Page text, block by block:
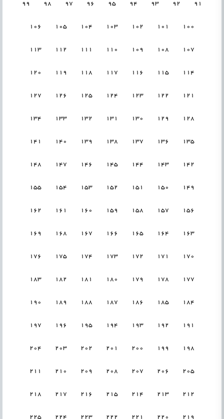
91
92
93
94
95
96
97
98
99
100
101
102
103
104
105
106
107
108
109
110
111
112
113
114
115
116
117
118
119
120
121
122
123
124
125
126
127
128
129
130
131
132
133
134
135
136
137
138
139
140
141
142
143
144
145
146
147
148
149
150
151
152
153
154
155
156
157
158
159
160
161
162
163
164
165
166
167
168
169
170
171
172
173
174
175
176
177
178
179
180
181
182
183
184
185
186
187
188
189
190
191
192
193
194
195
196
197
198
199
200
201
202
203
204
205
206
207
208
209
210
211
212
213
214
215
216
217
218
219
220
221
222
223
224
225